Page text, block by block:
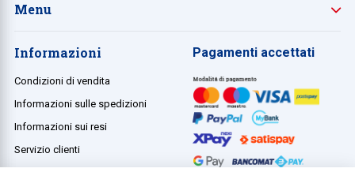
Menu
Informazioni
Condizioni di vendita
Informazioni sulle spedizioni
Informazioni sui resi
Servizio clienti
Pagamenti accettati